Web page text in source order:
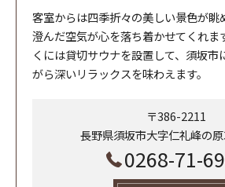
客室からは四季折々の美しい景色が眺
澄んだ空気が心を落ち着かせてくれま
くには貸切サウナを設置して、須坂市
がら深いリラックスを味わえます。
〒386-2211
長野県須坂市大字仁礼峰の
0268-71-